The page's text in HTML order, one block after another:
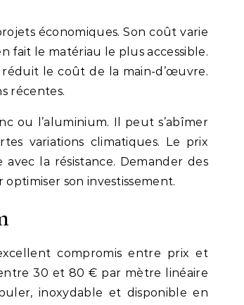
économiques. Son coût varie
fait le matériau le plus accessible.
le coût de la main-d’œuvre.
récentes.
ou l’aluminium. Il peut s’abîmer
variations climatiques. Le prix
la résistance. Demander des
son investissement.
compromis entre prix et
30 et 80 € par mètre linéaire
inoxydable et disponible en